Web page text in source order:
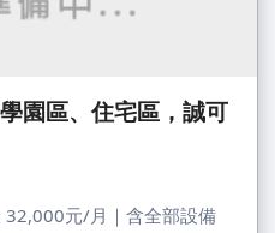
園區、住宅區，誠可
元/月｜含全部設備